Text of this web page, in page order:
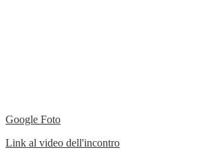
Google Foto
Link al video dell'incontro